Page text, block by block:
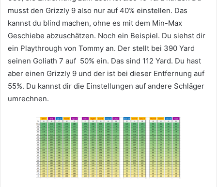
musst den Grizzly 9 also nur auf 40% einstellen. Das
kannst du blind machen, ohne es mit dem Min-Max
Geschiebe abzuschätzen. Noch ein Beispiel. Du siehst dir
ein Playthrough von Tommy an. Der stellt bei 390 Yard
seinen Goliath 7 auf 50% ein. Das sind 112 Yard. Du hast
aber einen Grizzly 9 und der ist bei dieser Entfernung auf
55%. Du kannst dir die Einstellungen auf andere Schläger
umrechnen.